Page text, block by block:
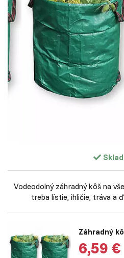
Vodeodolný záhradný kôš na
treba lístie, ihličie, tráva a
Záhradný
6,59 €